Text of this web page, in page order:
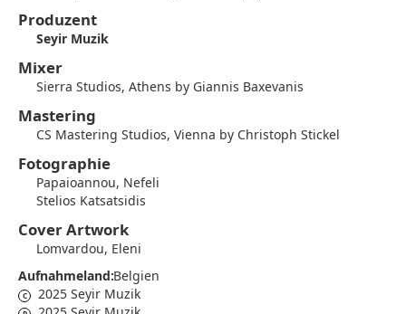
Produzent
Seyir Muzik
Mixer
Sierra Studios, Athens by Giannis Baxevanis
Mastering
CS Mastering Studios, Vienna by Christoph Stickel
Fotographie
Papaioannou, Nefeli
Stelios Katsatsidis
Cover Artwork
Lomvardou, Eleni
Aufnahmeland:Belgien
C 2025 Seyir Muzik